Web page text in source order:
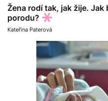
Žena rodí tak, jak žije.
porodu?
Kateřina Paterová